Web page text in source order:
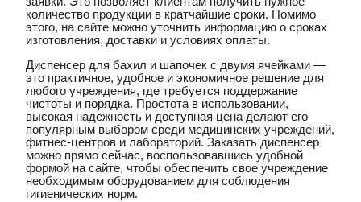
количество продукции в кратчайшие сроки. Помимо
этого, на сайте можно уточнить информацию о сроках
изготовления, доставки и условиях оплаты.
Диспенсер для бахил и шапочек с двумя ячейками —
это практичное, удобное и экономичное решение для
любого учреждения, где требуется поддержание
чистоты и порядка. Простота в использовании,
высокая надежность и доступная цена делают его
популярным выбором среди медицинских учреждений,
фитнес-центров и лабораторий. Заказать диспенсер
можно прямо сейчас, воспользовавшись удобной
формой на сайте, чтобы обеспечить свое учреждение
необходимым оборудованием для соблюдения
гигиенических норм.